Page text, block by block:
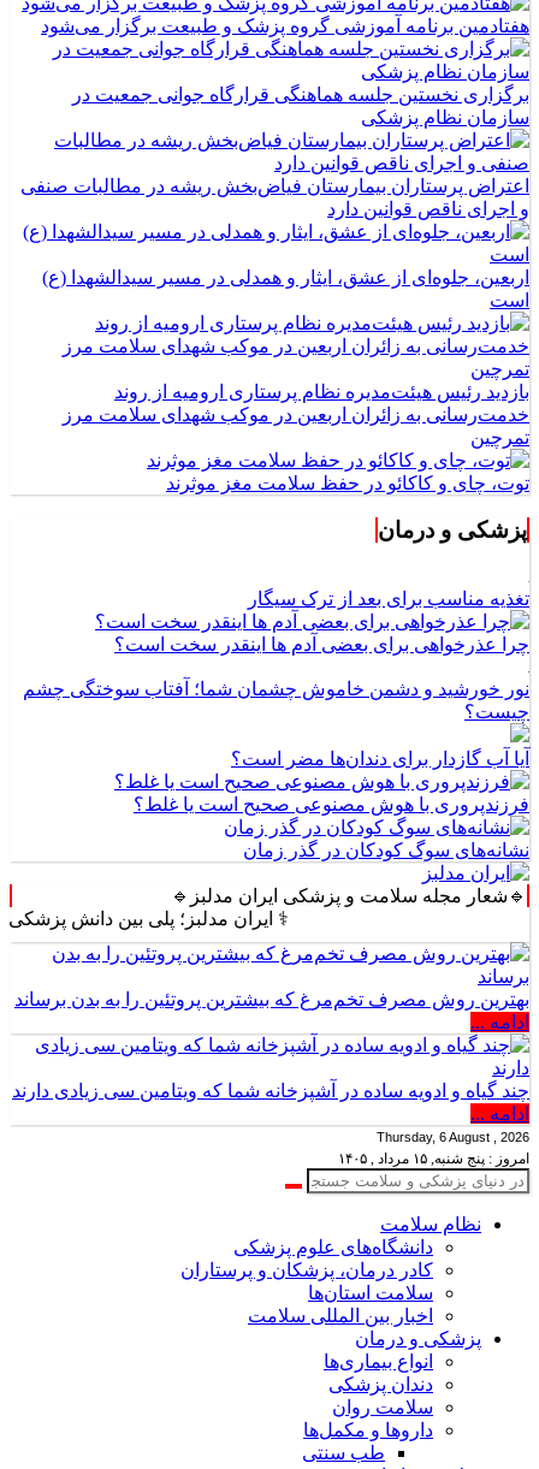
هفتادمین برنامه آموزشی گروه پزشک و طبیعت برگزار می‌شود
برگزاری نخستین جلسه هماهنگی قرارگاه جوانی جمعیت در
سازمان نظام پزشکی
اعتراض پرستاران بیمارستان فیاض‌بخش ریشه در مطالبات صنفی
و اجرای ناقص قوانین دارد
اربعین، جلوه‌ای از عشق، ایثار و همدلی در مسیر سیدالشهدا (ع)
است
بازدید رئیس هیئت‌مدیره نظام پرستاری ارومیه از روند
خدمت‌رسانی به زائران اربعین در موکب شهدای سلامت مرز
تمرچین
توت، چای و کاکائو در حفظ سلامت مغز موثرند
پزشکی و درمان
تغذیه مناسب برای بعد از ترک سیگار
چرا عذرخواهی برای بعضی آدم ها اینقدر سخت است؟
نور خورشید و دشمن خاموش چشمان شما؛ آفتاب سوختگی چشم
چیست؟
آیا آب گازدار برای دندان‌ها مضر است؟
فرزندپروری با هوش مصنوعی صحیح است یا غلط؟
نشانه‌های سوگ کودکان در گذر زمان
🔹شعار مجله سلامت و پزشکی ایران مدلبز🔹
⚕️ ایران مدلبز؛ پلی بین دانش پزشکی و
بهترین روش مصرف تخم‌مرغ که بیشترین پروتئین را به بدن برساند
ادامه ...
چند گیاه و ادویه ساده در آشپزخانه شما که ویتامین سی زیادی دارند
ادامه ...
Thursday, 6 August , 2026
امروز : پنج شنبه, ۱۵ مرداد , ۱۴۰۵
نظام سلامت
دانشگاه‌های علوم پزشکی
کادر درمان، پزشکان و پرستاران
سلامت استان‌ها
اخبار بین المللی سلامت
پزشکی و درمان
انواع بیماری‌ها
دندان پزشکی
سلامت روان
داروها و مکمل‌ها
طب سنتی